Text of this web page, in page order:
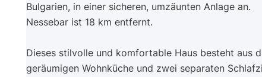
Bulgarien, in einer sicheren, umzäunten Anlage an.
Nessebar ist 18 km entfernt.
Dieses stilvolle und komfortable Haus besteht aus
geräumigen Wohnküche und zwei separaten